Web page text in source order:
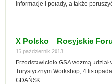
informacje i porady, a także
X Polsko – Rosyjskie
16 październik 2013
Przedstawiciele GSA wezmą
Turystycznym Workshop, 4
GDAŃSK